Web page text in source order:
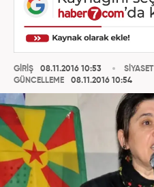
GİRİŞ
08.11.2016 10:53
GÜNCELLEME
08.11.2016 10:54
SİYASET